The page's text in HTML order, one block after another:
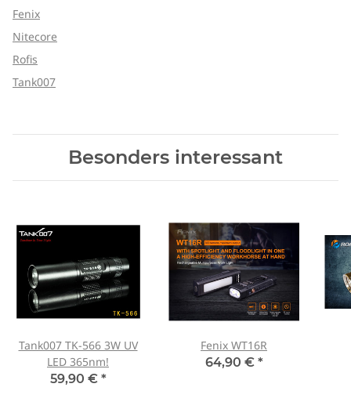
Fenix
Nitecore
Rofis
Tank007
Besonders interessant
Tank007 TK-566 3W UV
LED 365nm!
59,90 € *
Fenix WT16R
64,90 € *